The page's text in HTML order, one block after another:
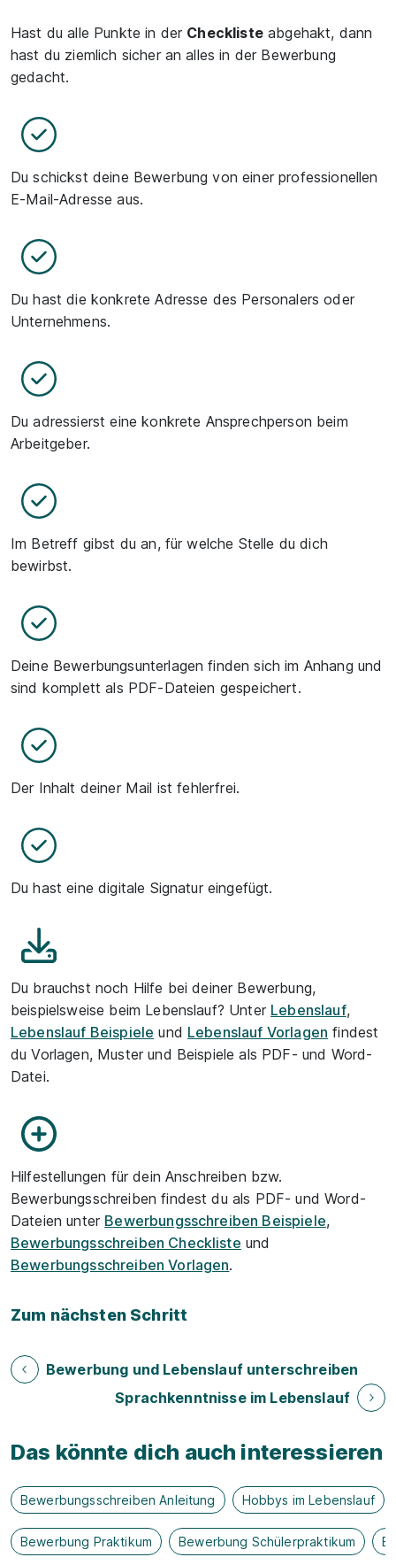
Hast du alle Punkte in der Checklisteabgehakt, dann
hast du ziemlich sicher an alles in der Bewerbung
gedacht.
Du schickst deine Bewerbung von einer professionellen
E-Mail-Adresse aus.
Du hast die konkrete Adresse des Personalers oder
Unternehmens.
Du adressierst eine konkrete Ansprechperson beim
Arbeitgeber.
Im Betreff gibst du an, für welche Stelle du dich
bewirbst.
Deine Bewerbungsunterlagen finden sich im Anhang und
sind komplett als PDF-Dateien gespeichert.
Der Inhalt deiner Mail ist fehlerfrei.
Du hast eine digitale Signatur eingefügt.
Du brauchst noch Hilfe bei deiner Bewerbung,
beispielsweise beim Lebenslauf? Unter Lebenslauf,
Lebenslauf Beispiele und Lebenslauf Vorlagen findest
du Vorlagen, Muster und Beispiele als PDF- und Word-
Datei.
Hilfestellungen für dein Anschreiben bzw.
Bewerbungsschreiben findest du als PDF- und Word-
Dateien unter Bewerbungsschreiben Beispiele,
Bewerbungsschreiben Checkliste und
Bewerbungsschreiben Vorlagen.
Zum nächsten Schritt
Bewerbung und Lebenslauf unterschreiben
Sprachkenntnisse im Lebenslauf
Das könnte dich auch interessieren
Bewerbungsschreiben Anleitung Hobbys im Lebenslauf
Bewerbung Praktikum Bewerbung Schülerpraktikum